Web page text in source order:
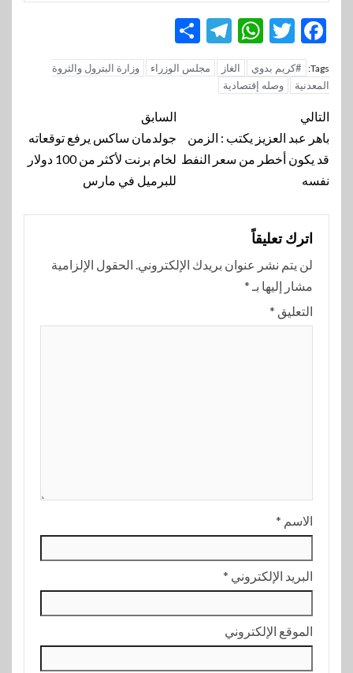
Facebook
Twitter
WhatsApp
Telegram
Tags: #كريم بدوي الغاز مجلس الوزراء
وزارة البترول والثروة
المعدنية
وصله إقتصادية
تنقل
المقالة
السابق
جولدمان ساكس يرفع توقعاته
لخام برنت لأكثر من 100 دولار
للبرميل في مارس
التالي
باهر عبد العزيز يكتب : الزمن
قد يكون أخطر من سعر النفط
نفسه
اترك تعليقاً
لن يتم نشر عنوان بريدك الإلكتروني. الحقول الإلزامية
مشار إليها بـ *
التعليق *
الاسم *
البريد الإلكتروني *
الموقع الإلكتروني